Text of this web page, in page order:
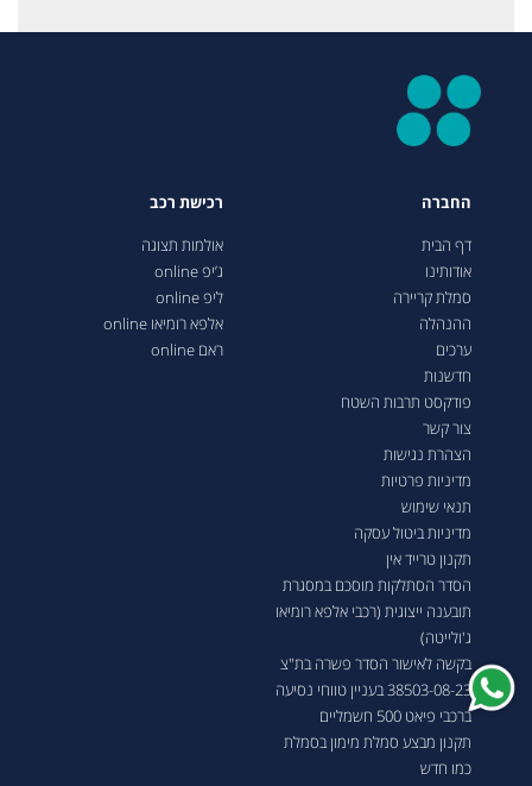
החברה
דף הבית
אודותינו
סמלת קריירה
ההנהלה
ערכים
חדשנות
פודקסט תרבות השטח
צור קשר
הצהרת נגישות
מדיניות פרטיות
תנאי שימוש
מדיניות ביטול עסקה
תקנון טרייד אין
הסדר הסתלקות מוסכם במסגרת
תובענה ייצוגית (רכבי אלפא רומיאו
ג'ולייטה)
בקשה לאישור הסדר פשרה בת"צ
38503-08-23 בעניין טווחי נסיעה
ברכבי פיאט 500 חשמליים
תקנון מבצע סמלת מימון בסמלת
כמו חדש
רכישת רכב
אולמות תצוגה
ג’יפ online
ליפ online
אלפא רומיאו online
ראם online